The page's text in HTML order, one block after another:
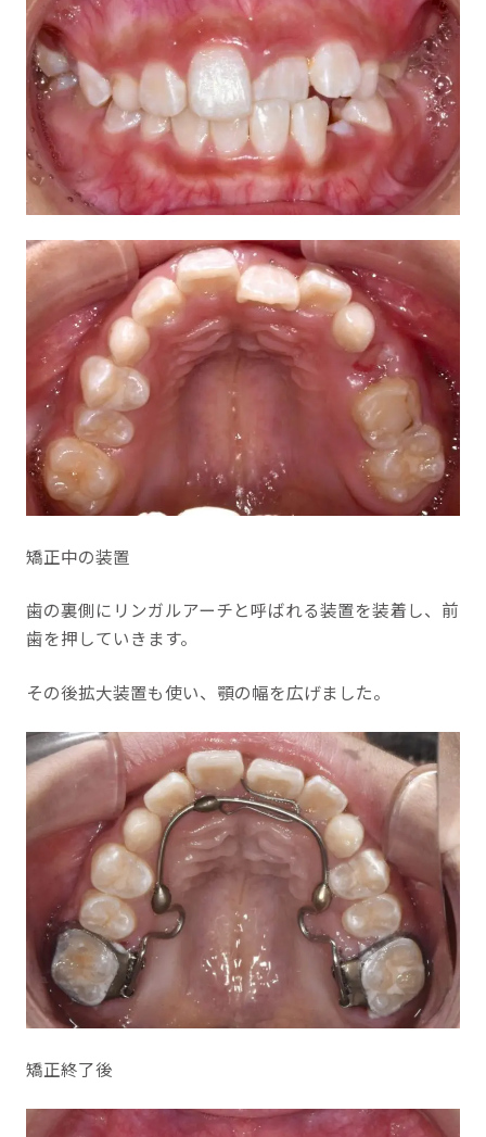
矯正中の装置
歯の裏側にリンガルアーチと呼ばれる装置を装着し、前
歯を押していきます。
その後拡大装置も使い、顎の幅を広げました。
矯正終了後